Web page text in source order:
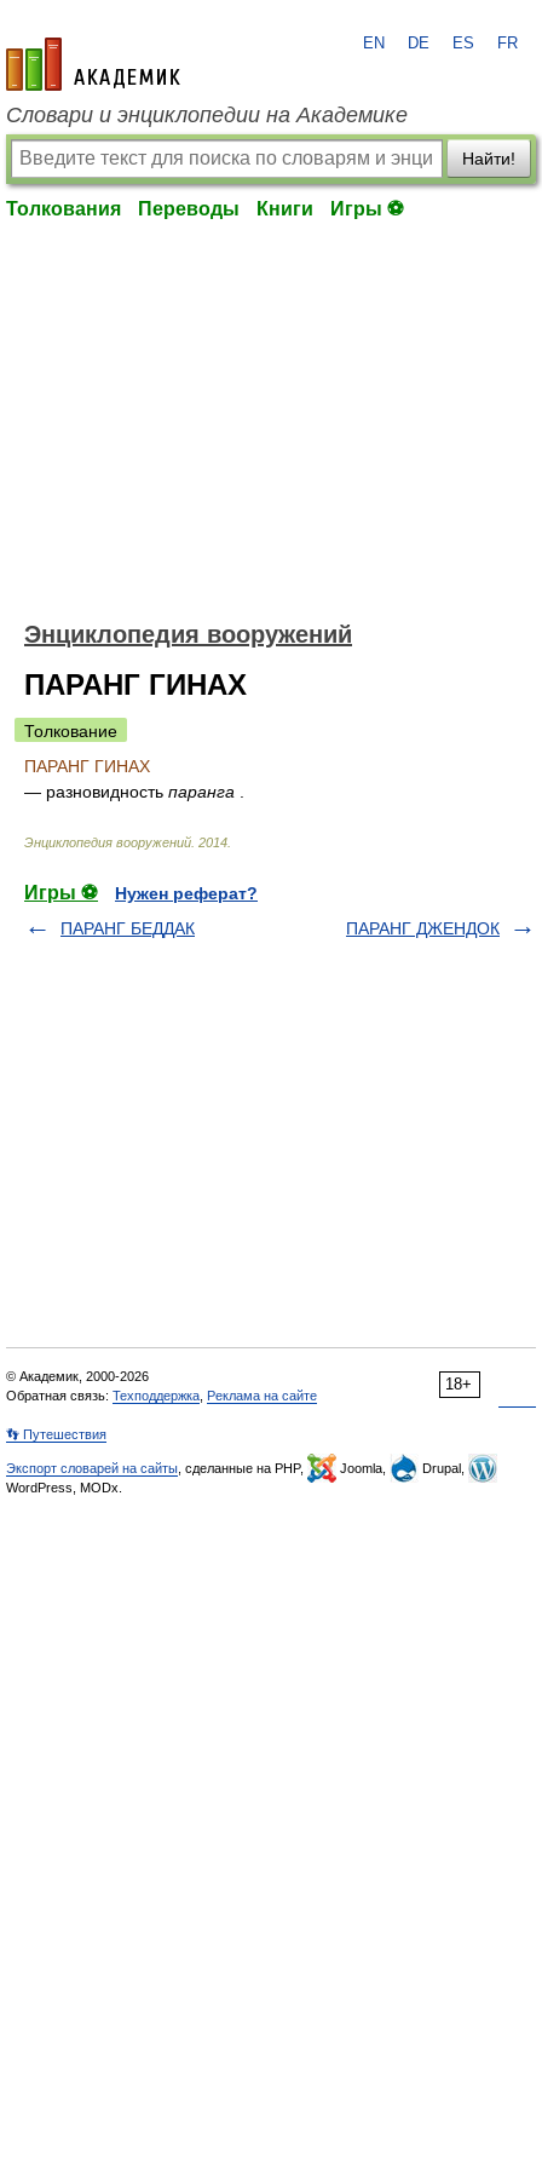
academic.ru
EN DE ES FR
Словари и энциклопедии на Академике
Найти!
Толкования Переводы Книги Игры ⚽
Энциклопедия вооружений
ПАРАНГ ГИНАХ
Толкование
ПАРАНГ ГИНАХ
— разновидность паранга
Энциклопедия вооружений 2014
Игры ⚽
Нужен реферат?
ПАРАНГ БЕДДАК
ПАРАНГ ДЖЕНДОК
18+
© Академик, 2000-2026
Обратная связь: Техподдержка Реклама на сайте
👣 Путешествия
Экспорт словарей на сайты , сделанные на PHP, Joomla,
Drupal,
WordPress, MODx.